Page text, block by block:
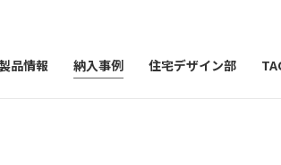
品情報
納入事例 住宅デザイン部